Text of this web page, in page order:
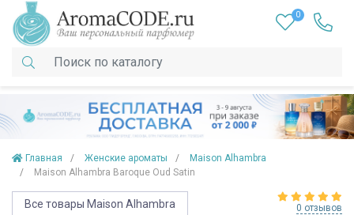
0
Главная Женские ароматы
Maison Alhambra
Maison Alhambra Baroque Oud Satin
Все товары Maison Alhambra 0 отзывов